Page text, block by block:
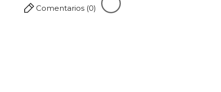
Comentarios (0)